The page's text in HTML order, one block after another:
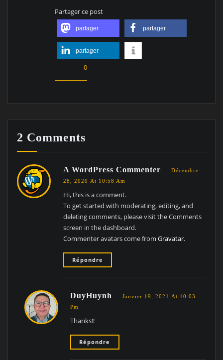
Partager ce post
partager partager
partager
0
2 Comments
A WordPress Commenter
Décembre
28, 2020 At 10:58 Am
Hi, this is a comment.
To get started with moderating, editing, and
deleting comments, please visit the Comments
screen in the dashboard.
Commenter avatars come from Gravatar.
Répondre
DuyHuynh
Janvier 19, 2021 At 10:03
Pm
Thanks!!
Répondre